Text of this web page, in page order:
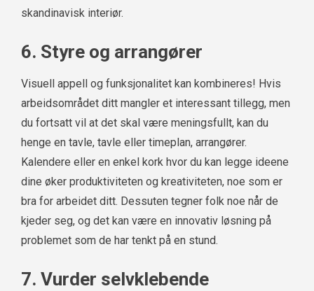
skandinavisk interiør.
6. Styre og arrangører
Visuell appell og funksjonalitet kan kombineres! Hvis
arbeidsområdet ditt mangler et interessant tillegg, men
du fortsatt vil at det skal være meningsfullt, kan du
henge en tavle, tavle eller timeplan, arrangører.
Kalendere eller en enkel kork hvor du kan legge ideene
dine øker produktiviteten og kreativiteten, noe som er
bra for arbeidet ditt. Dessuten tegner folk noe når de
kjeder seg, og det kan være en innovativ løsning på
problemet som de har tenkt på en stund.
7. Vurder selvklebende